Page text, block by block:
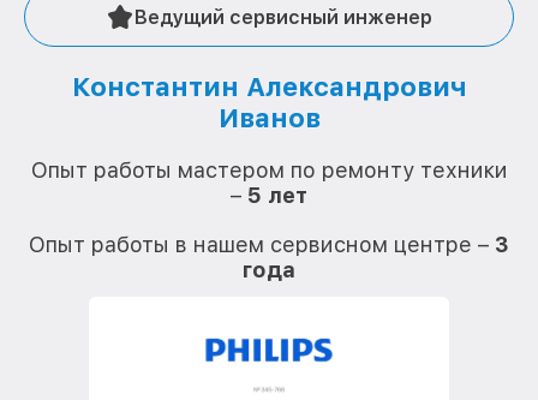
Ведущий сервисный инженер
Константин Александрович
Иванов
Опыт работы мастером по ремонту техники
– 5 лет
Опыт работы в нашем сервисном центре – 3
года